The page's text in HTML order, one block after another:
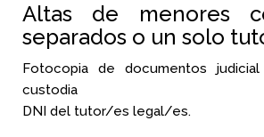
Altas de menores
separados o un solo
Fotocopia de documentos
custodia
DNI del tutor/es legal/es.